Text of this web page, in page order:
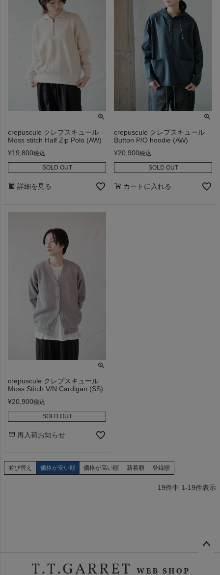
crepuscule クレプスキュール
Moss stitch Half Zip Polo (AW)
¥19,800税込
SOLD OUT
詳細を見る
crepuscule クレプスキュール
Button P/O hoodie (AW)
¥20,900税込
SOLD OUT
カートに入れる
crepuscule クレプスキュール
Moss Stitch V/N Cardigan (SS)
¥20,900税込
SOLD OUT
再入荷お知らせ
並び替え 価格が安い順 価格が高い順 新着順 登録順
19件中 1-19件表示